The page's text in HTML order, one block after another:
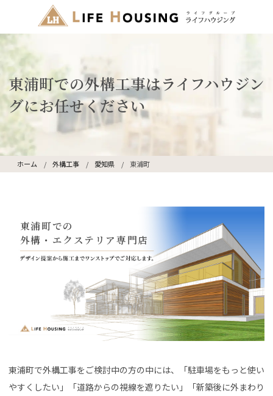
東浦町での外構工事はライフハウジン
グにお任せください
ホーム 外構工事 愛知県 東浦町
東浦町での
外構・エクステリア専門店
東浦町で外構工事をご検討中の方の中には、「駐車場をもっと使い
やすくしたい」「道路からの視線を遮りたい」「新築後に外まわり